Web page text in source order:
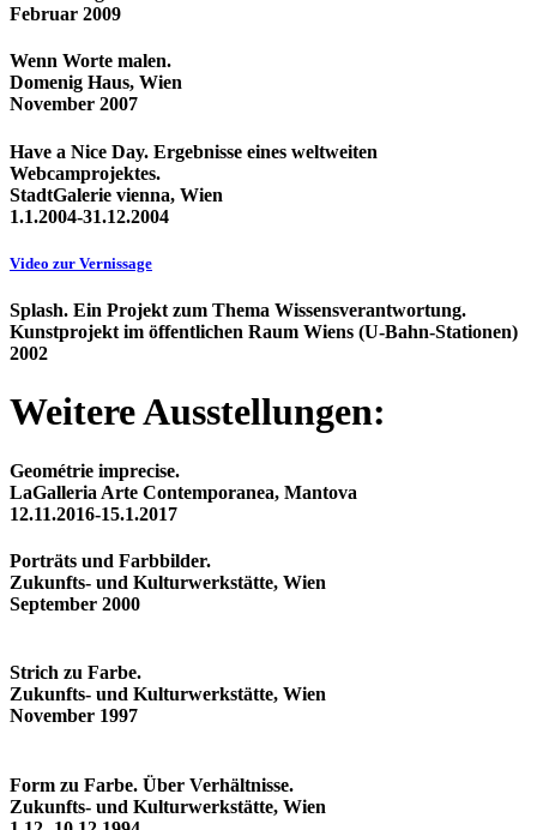
Februar 2009
Wenn Worte malen.
Domenig Haus, Wien
November 2007
Have a Nice Day. Ergebnisse eines weltweiten
Webcamprojektes.
StadtGalerie vienna, Wien
1.1.2004-31.12.2004
Video zur Vernissage
Splash. Ein Projekt zum Thema Wissensverantwortung.
Kunstprojekt im öffentlichen Raum Wiens (U-Bahn-Stationen)
2002
Weitere Ausstellungen:
Geométrie imprecise.
LaGalleria Arte Contemporanea, Mantova
12.11.2016-15.1.2017
Porträts und Farbbilder.
Zukunfts- und Kulturwerkstätte, Wien
September 2000
Strich zu Farbe.
Zukunfts- und Kulturwerkstätte, Wien
November 1997
Form zu Farbe. Über Verhältnisse.
Zukunfts- und Kulturwerkstätte, Wien